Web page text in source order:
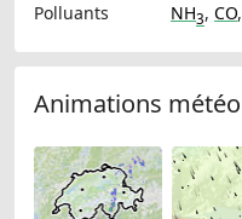
Polluants
NH3, CO,
Animations météo